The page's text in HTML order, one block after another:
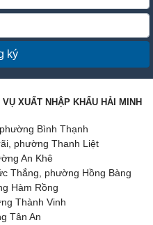
ký
XUẤT NHẬP KHẨU HẢI MINH
Bình Thạnh
phường Thanh Liệt
An Khê
Thắng, phường Hồng Bàng
Hàm Rồng
Thành Vinh
Tân An